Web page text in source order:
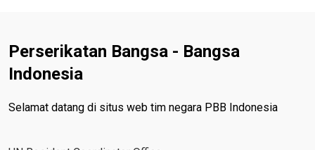
Perserikatan Bangsa - Bangsa
Indonesia
Selamat datang di situs web tim negara PBB Indonesia